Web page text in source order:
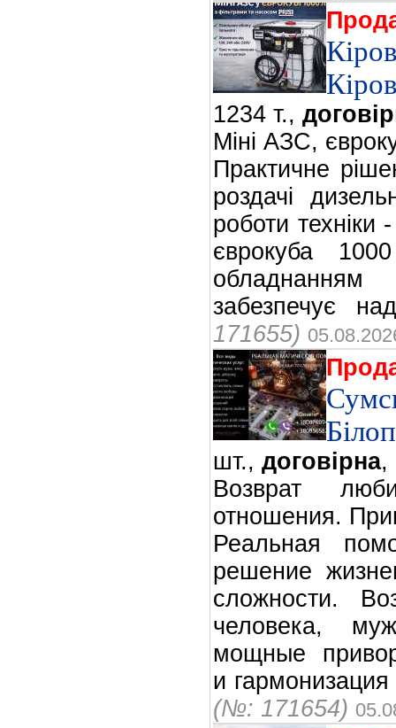
1234 т.,
Міні АЗС,
Практичне
роздачі
роботи техніки
єврокуба
забезпечує
171655)
шт., договірна,
Возврат
отношения.
Реальная
решение
сложности.
человека,
мощные
и
(№: 171654)